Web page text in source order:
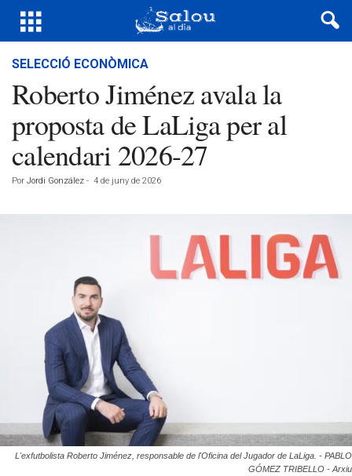
SELECCIÓ ECONÒMICA
Roberto Jiménez avala la
proposta de LaLiga per al
calendari 2026-27
Por Jordi González - 4 de juny de 2026
L'exfutbolista Roberto Jiménez, responsable de l'Oficina del Jugador de LaLiga. - PABLO
GÓMEZ TRIBELLO - Arxiu